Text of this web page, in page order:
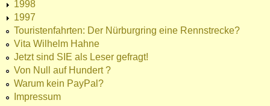
1998
1997
Touristenfahrten: Der Nürburgring eine Rennstrecke?
Vita Wilhelm Hahne
Jetzt sind SIE als Leser gefragt!
Von Null auf Hundert ?
Warum kein PayPal?
Impressum